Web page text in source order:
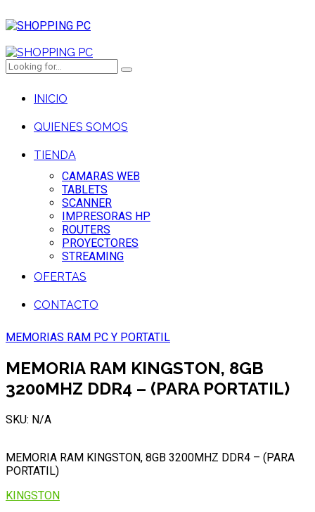
INICIO
QUIENES SOMOS
TIENDA
CAMARAS WEB
TABLETS
SCANNER
IMPRESORAS HP
ROUTERS
PROYECTORES
STREAMING
OFERTAS
CONTACTO
MEMORIAS RAM PC Y PORTATIL
MEMORIA RAM KINGSTON, 8GB
3200MHZ DDR4 – (PARA PORTATIL)
SKU: N/A
MEMORIA RAM KINGSTON, 8GB 3200MHZ DDR4 – (PARA
PORTATIL)
KINGSTON